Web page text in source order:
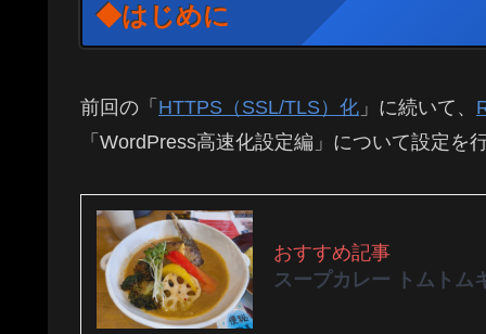
◆はじめに
前回の「 HTTPS（SSL/TLS）化 」に続いて、
「WordPress高速化設定編」について設定を
おすすめ記事
スープカレー トムトム